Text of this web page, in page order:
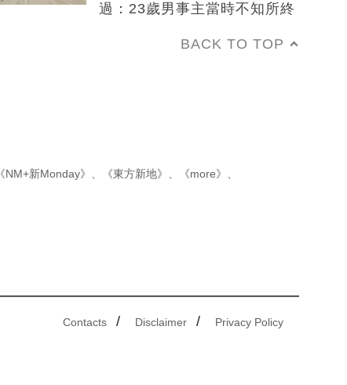
過：23歲男事主當時不知所終
BACK TO TOP
《NM+新Monday》 《東方新地》 《more》
Contacts / Disclaimer / Privacy Policy